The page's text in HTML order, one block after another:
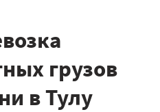
грузов
в Тулу